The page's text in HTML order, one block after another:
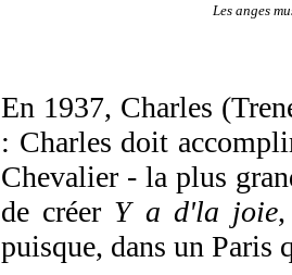
Les anges
En 1937, Charles
: Charles doit
Chevalier - la plus
de créer Y a d'la joie
puisque, dans un Paris